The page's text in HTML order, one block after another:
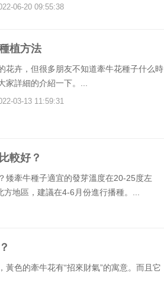
06-20 09:55:38
植方法
花卉，但很多朋友不知道牽牛花種子什么時
詳細的介紹一下。...
03-13 11:59:31
較好？
矮牽牛種子適宜的發芽溫度在20-25度左
地區，建議在4-6月份進行播種。...
色的牽牛花有“招來財氣”的寓意。而且它